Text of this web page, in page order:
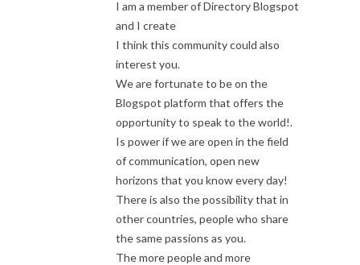
I am a member of Directory Blogspot
and I create
I think this community could also
interest you.
We are fortunate to be on the
Blogspot platform that offers the
opportunity to speak to the world!.
Is power if we are open in the field
of communication, open new
horizons that you know every day!
There is also the possibility that in
other countries, people who share
the same passions as you.
The more people and more